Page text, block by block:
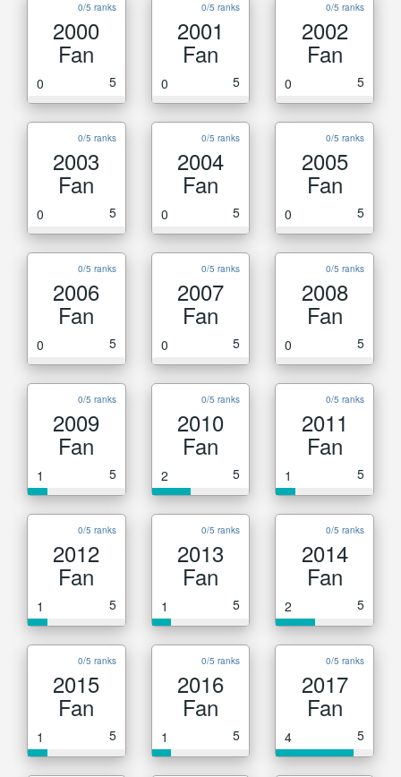
0/5 ranks
2000
Fan
0 5
0/5 ranks
2001
Fan
0 5
0/5 ranks
2002
Fan
0 5
0/5 ranks
2003
Fan
0 5
0/5 ranks
2004
Fan
0 5
0/5 ranks
2005
Fan
0 5
0/5 ranks
2006
Fan
0 5
0/5 ranks
2007
Fan
0 5
0/5 ranks
2008
Fan
0 5
0/5 ranks
2009
Fan
1 5
0/5 ranks
2010
Fan
2 5
0/5 ranks
2011
Fan
1 5
0/5 ranks
2012
Fan
1 5
0/5 ranks
2013
Fan
1 5
0/5 ranks
2014
Fan
2 5
0/5 ranks
2015
Fan
1 5
0/5 ranks
2016
Fan
1 5
0/5 ranks
2017
Fan
4 5